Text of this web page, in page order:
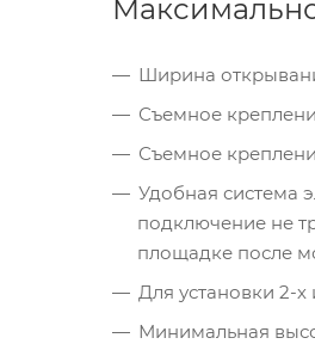
Ширина
Съемное
Съемное
Удобная система
подключение не
площадке после
Для установки 2-
Минимальная